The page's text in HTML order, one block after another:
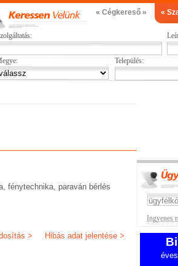
« Cégkereső » «
Település:
fénytechnika, paraván bérlés
Hibás adat jelentése >
>
Ingyenes